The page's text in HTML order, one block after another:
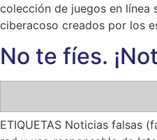
colección de juegos en línea
ciberacoso creados por los
No te fíes.
ETIQUETAS Noticias falsas